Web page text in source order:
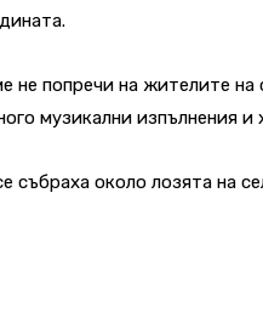
не попречи на жителите
музикални изпълнения и
събраха около лозята на